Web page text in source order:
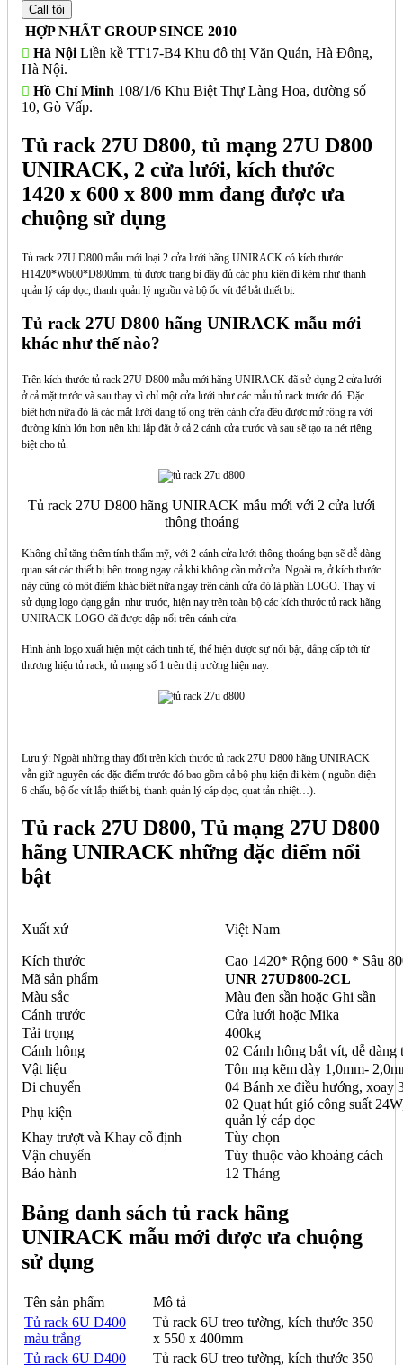
HỢP NHẤT GROUP SINCE 2010
Hà Nội Liền kề TT17-B4 Khu đô thị Văn Quán, Hà Đông,
Hà Nội.
Hồ Chí Minh 108/1/6 Khu Biệt Thự Làng Hoa, đường số
10, Gò Vấp.
Tủ rack 27U D800, tủ mạng 27U D800
UNIRACK, 2 cửa lưới, kích thước
1420 x 600 x 800 mm đang được ưa
chuộng sử dụng
Tủ rack 27U D800 mẫu mới loại 2 cửa lưới hãng UNIRACK có kích thước
H1420*W600*D800mm, tủ được trang bị đầy đủ các phụ kiện đi kèm như thanh
quản lý cáp dọc, thanh quản lý nguồn và bộ ốc vít để bắt thiết bị.
Tủ rack 27U D800 hãng UNIRACK mẫu mới
khác như thế nào?
Trên kích thước tủ rack 27U D800 mẫu mới hãng UNIRACK đã sử dụng 2 cửa lưới
ở cả mặt trước và sau thay vì chỉ một cửa lưới như các mẫu tủ rack trước đó. Đặc
biệt hơn nữa đó là các mắt lưới dạng tổ ong trên cánh cửa đều được mở rộng ra với
đường kính lớn hơn nên khi lắp đặt ở cả 2 cánh cửa trước và sau sẽ tạo ra nét riêng
biệt cho tủ.
Tủ rack 27U D800 hãng UNIRACK mẫu mới với 2 cửa lưới
thông thoáng
Không chỉ tăng thêm tính thẩm mỹ, với 2 cánh cửa lưới thông thoáng bạn sẽ dễ dàng
quan sát các thiết bị bên trong ngay cả khi không cần mở cửa. Ngoài ra, ở kích thước
này cũng có một điểm khác biệt nữa ngay trên cánh cửa đó là phần LOGO. Thay vì
sử dụng logo dạng gắn như trước, hiện nay trên toàn bộ các kích thước tủ rack hãng
UNIRACK LOGO đã được dập nổi trên cánh cửa.
Hình ảnh logo xuất hiện một cách tinh tế, thể hiện được sự nổi bật, đẳng cấp tới từ
thương hiệu tủ rack, tủ mạng số 1 trên thị trường hiện nay.
Lưu ý: Ngoài những thay đổi trên kích thước tủ rack 27U D800 hãng UNIRACK
vẫn giữ nguyên các đặc điểm trước đó bao gồm cả bộ phụ kiện đi kèm ( nguồn điện
6 chấu, bộ ốc vít lắp thiết bị, thanh quản lý cáp dọc, quạt tản nhiệt…).
Tủ rack 27U D800, Tủ mạng 27U D800
hãng UNIRACK những đặc điểm nổi
bật
Xuất xứ Việt Nam
Kích thước
Cao 1420* Rộng 600 * Sâu
Mã sản phẩm
UNR 27UD800-2CL
Màu sắc
Màu đen sần hoặc Ghi sần
Cánh trước
Cửa lưới hoặc Mika
Tải trọng
400kg
Cánh hông
02 Cánh hông bắt vít, dễ dàng
Vật liệu
Tôn mạ kẽm dày 1,0mm-
Di chuyển
04 Bánh xe điều hướng, xoay
Phụ kiện
02 Quạt hút gió công suất
quản lý cáp dọc
Khay trượt và Khay cố định
Tùy chọn
Vận chuyển
Tùy thuộc vào khoảng cách
Bảo hành
12 Tháng
Bảng danh sách tủ rack hãng
UNIRACK mẫu mới được ưa chuộng
sử dụng
Tên sản phẩm
Mô tả
Tủ rack 6U D400
màu trắng
Tủ rack 6U treo tường, kích thước 350
x 550 x 400mm
Tủ rack 6U D400
Tủ rack 6U treo tường, kích thước 350